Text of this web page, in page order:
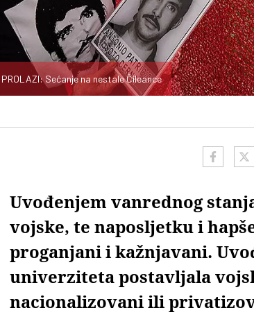
PROLAZI: Sećanje na nestale Čileance
Uvođenjem vanrednog
vojske, te naposljetku i
proganjani i kažnjavani.
univerziteta postavljala
nacionalizovani ili